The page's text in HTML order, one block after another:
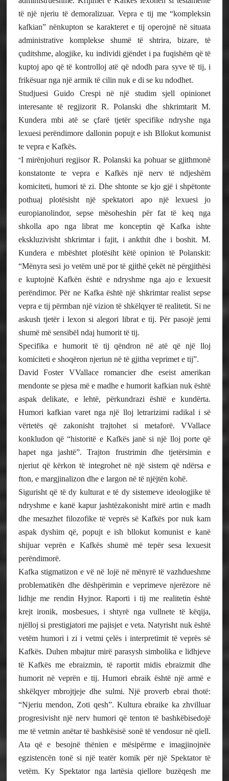
të një njeriu të demoralizuar. Vepra e tij me “kompleksin
kafkian” nënkupton se karakteret e tij operojnë në situata
administrative komplekse shumë të shtrira, bizare, të
çuditshme, alogjike, ku individi gjëndet i pa fuqishëm që të
kuptoj apo që të kontrolloj atë që ndodh para syve të tij, i
frikësuar nga një armik të cilin nuk e di se ku ndodhet.
Studjuesi Guido Crespi në një studim sjell opinionet
interesante të regjizorit R. Polanski dhe shkrimtarit M.
Kundera mbi atë se çfarë tjetër specifike ndryshe nga
lexuesi perëndimore dallonin popujt e ish Bllokut komunist
te vepra e Kafkës.
“I mirënjohuri regjisor R. Polanski ka pohuar se gjithmonë
konstatonte te vepra e Kafkës një nerv të ndjeshëm
komiciteti, humori të zi. Dhe shtonte se kjo gjë i shpëtonte
pothuaj plotësisht një spektatori apo një lexuesi jo
europianolindor, sepse mësoheshin për fat të keq nga
shkolla apo nga librat me konceptin që Kafka ishte
ekskluzivisht shkrimtar i fajit, i ankthit dhe i boshit. M.
Kundera e mbështet plotësiht këtë opinion të Polanskit:
“Mënyra sesi jo vetëm unë por të gjithë çekët në përgjithësi
e kuptojnë Kafkën është e ndryshme nga ajo e lexuesit
perëndimor. Për ne Kafka është një shkrimtar realist sepse
vepra e tij përmban një vizion të shkëlqyer të realitetit. Si ne
askush tjetër i lexon si alegori librat e tij. Për pasojë jemi
shumë më sensibël ndaj humorit të tij.
Specifika e humorit të tij qëndron në atë që një lloj
komiciteti e shoqëron njeriun në të gjitha veprimet e tij”.
David Foster VVallace romancier dhe eseist amerikan
mendonte se pjesa më e madhe e humorit kafkian nuk është
aspak delikate, e lehtë, përkundrazi është e kundërta.
Humori kafkian varet nga një lloj letrarizimi radikal i së
vërtetës që zakonisht trajtohet si metaforë. VVallace
konkludon që “historitë e Kafkës janë si një lloj porte që
hapet nga jashtë”. Trajton frustrimin dhe tjetërsimin e
njeriut që kërkon të integrohet në një sistem që ndërsa e
fton, e margjinalizon dhe e largon në të njëjtën kohë.
Sigurisht që të dy kulturat e të dy sistemeve ideologjike të
ndryshme e kanë kapur jashtëzakonisht mirë artin e madh
dhe mesazhet filozofike të veprës së Kafkës por nuk kam
aspak dyshim që, popujt e ish bllokut komunist e kanë
shijuar veprën e Kafkës shumë më tepër sesa lexuesit
perëndimorë.
Kafka stigmatizon e vë në lojë në mënyrë të vazhdueshme
problematikën dhe dëshpërimin e veprimeve njerëzore në
lidhje me rendin Hyjnor. Raporti i tij me realitetin është
krejt ironik, mosbesues, i shtyrë nga vullnete të këqija,
njëlloj si prestigjatori me pajisjet e veta. Natyrisht nuk është
vetëm humori i zi i vetmi çelës i interpretimit të veprës së
Kafkës. Duhen mbajtur mirë parasysh simbolika e lidhjeve
të Kafkës me ebraizmin, të raportit midis ebraizmit dhe
humorit në veprën e tij. Humori ebraik është një armë e
shkëlqyer mbrojtjeje dhe sulmi. Një proverb ebrai thotë:
“Njeriu mendon, Zoti qesh”. Kultura ebraike ka zhvilluar
progresivisht një nerv humori që tenton të bashkëbisedojë
me të vetmin anëtar të bashkësisë sonë të vendosur në qiell.
Ata që e besojnë thënien e mësipërme e imagjinojnëe
egzistencën tonë si një teatër komik për një Spektator të
vetëm. Ky Spektator nga lartësia qiellore buzëqesh me